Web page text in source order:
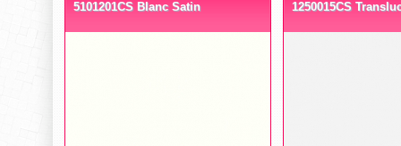
5101201CS Blanc Satin 1250015CS